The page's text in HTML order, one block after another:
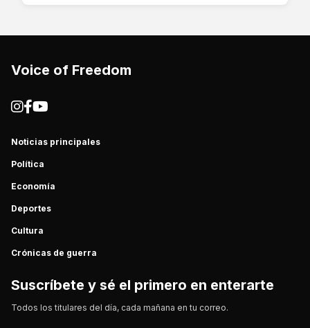
Voice of Freedom
Noticias principales
Política
Economía
Deportes
Cultura
Crónicas de guerra
Suscríbete y sé el primero en enterarte
Todos los titulares del día, cada mañana en tu correo.